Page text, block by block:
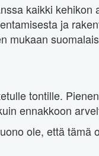
kaikki kehikon
ja
mukaan
tontille.
ennakkoon
ole, että tämä